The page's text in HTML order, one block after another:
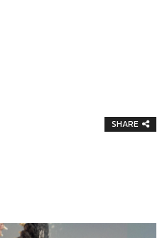
SHARE